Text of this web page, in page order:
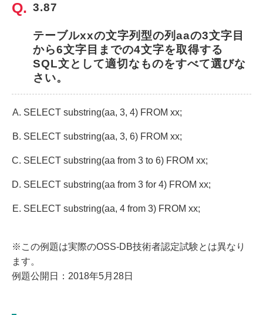
3.87
テーブルxxの文字列型の列aaの3文字目
から6文字目までの4文字を取得する
SQL文として適切なものをすべて選びな
さい。
SELECT substring(aa, 3, 4) FROM xx;
SELECT substring(aa, 3, 6) FROM xx;
SELECT substring(aa from 3 to 6) FROM xx;
SELECT substring(aa from 3 for 4) FROM xx;
SELECT substring(aa, 4 from 3) FROM xx;
※この例題は実際のOSS-DB技術者認定試験とは異なり
ます。
例題公開日：2018年5月28日